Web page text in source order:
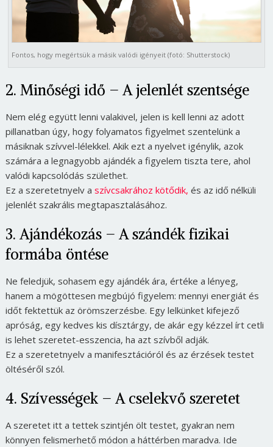
Fontos, hogy megértsük a másik valódi igényeit (fotó: Shutterstock)
2. Minőségi idő – A jelenlét szentsége
Nem elég együtt lenni valakivel, jelen is kell lenni az adott
pillanatban úgy, hogy folyamatos figyelmet szentelünk a
másiknak szívvel-lélekkel. Akik ezt a nyelvet igénylik, azok
számára a legnagyobb ajándék a figyelem tiszta tere, ahol
valódi kapcsolódás születhet.
Ez a szeretetnyelv a szívcsakrához kötődik, és az idő nélküli
jelenlét szakrális megtapasztalásához.
3. Ajándékozás – A szándék fizikai
formába öntése
Ne feledjük, sohasem egy ajándék ára, értéke a lényeg,
hanem a mögöttesen megbújó figyelem: mennyi energiát és
időt fektettük az örömszerzésbe. Egy lelkünket kifejező
apróság, egy kedves kis dísztárgy, de akár egy kézzel írt cetli
is lehet szeretet-esszencia, ha azt szívből adják.
Ez a szeretetnyelv a manifesztációról és az érzések testet
öltéséről szól.
4. Szívességek – A cselekvő szeretet
A szeretet itt a tettek szintjén ölt testet, gyakran nem
könnyen felismerhető módon a háttérben maradva. Ide